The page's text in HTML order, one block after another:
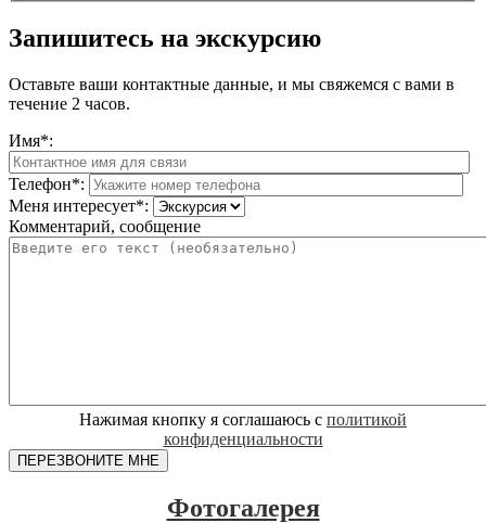
Запишитесь на экскурсию
Оставьте ваши контактные данные, и мы свяжемся с вами в
течение 2 часов.
Имя*:
Телефон*:
Меня интересует*:
Комментарий, сообщение
Нажимая кнопку я соглашаюсь с политикой
конфиденциальности
Фотогалерея